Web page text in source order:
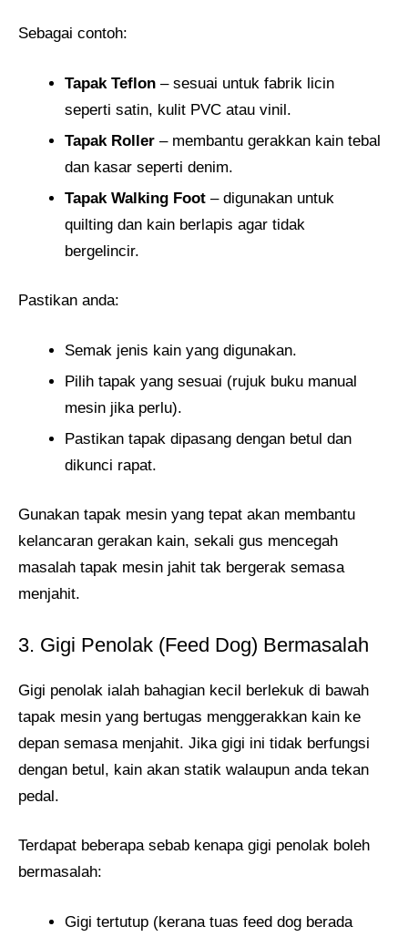
Sebagai contoh:
Tapak Teflon – sesuai untuk fabrik licin
seperti satin, kulit PVC atau vinil.
Tapak Roller – membantu gerakkan kain tebal
dan kasar seperti denim.
Tapak Walking Foot – digunakan untuk
quilting dan kain berlapis agar tidak
bergelincir.
Pastikan anda:
Semak jenis kain yang digunakan.
Pilih tapak yang sesuai (rujuk buku manual
mesin jika perlu).
Pastikan tapak dipasang dengan betul dan
dikunci rapat.
Gunakan tapak mesin yang tepat akan membantu
kelancaran gerakan kain, sekali gus mencegah
masalah tapak mesin jahit tak bergerak semasa
menjahit.
3. Gigi Penolak (Feed Dog) Bermasalah
Gigi penolak ialah bahagian kecil berlekuk di bawah
tapak mesin yang bertugas menggerakkan kain ke
depan semasa menjahit. Jika gigi ini tidak berfungsi
dengan betul, kain akan statik walaupun anda tekan
pedal.
Terdapat beberapa sebab kenapa gigi penolak boleh
bermasalah:
Gigi tertutup (kerana tuas feed dog berada